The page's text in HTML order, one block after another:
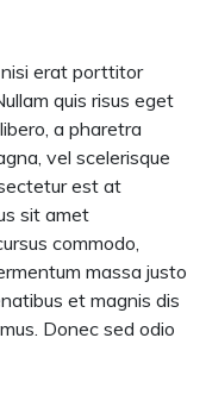
nisi erat porttitor
quis risus eget
a pharetra
vel scelerisque
est at
sit amet
commodo,
massa justo
et magnis dis
Donec sed odio